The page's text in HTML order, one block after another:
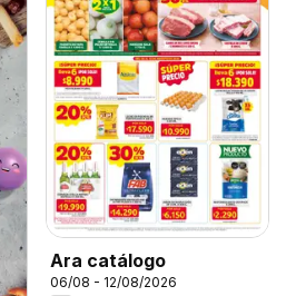
Ara catálogo
06/08 - 12/08/2026